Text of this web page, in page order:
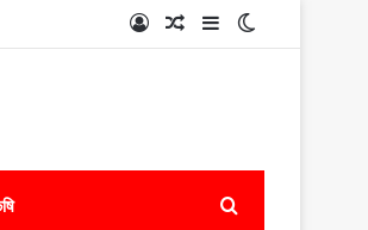
Log InRandom Article
Sidebar